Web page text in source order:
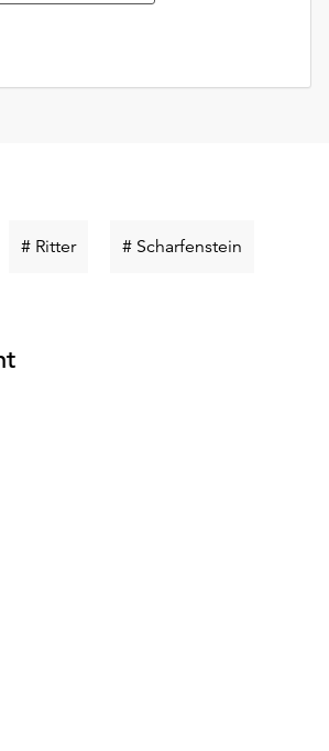
# RitterSchlüsselwort
# Scharfenstein